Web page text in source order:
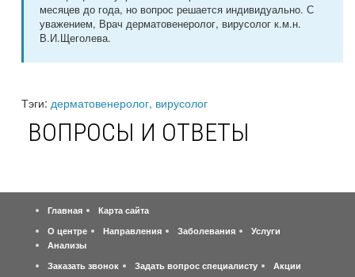
месяцев до года, но вопрос решается индивидуально. С
уважением, Врач дерматовенеролог, вирусолог к.м.н.
В.И.Щеголева.
Тэги: дерматовенеролог, вирусолог
ВОПРОСЫ И ОТВЕТЫ
Главная
Карта сайта
О центре
Направления Заболевания
Услуги
Анализы
Заказать звонок
Задать вопрос специалисту Акции